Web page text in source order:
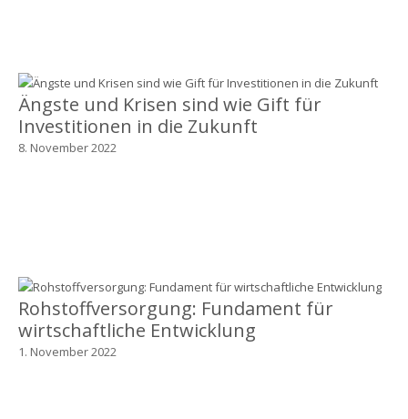
Ängste und Krisen sind wie Gift für
Investitionen in die Zukunft
8. November 2022
Rohstoffversorgung: Fundament für
wirtschaftliche Entwicklung
1. November 2022